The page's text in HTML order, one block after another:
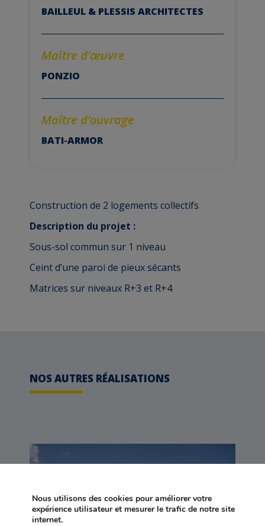
BAILLEUL & PLESSIS ARCHITECTES
Maître d’œuvre
PONZIO
Maître d’ouvrage
BATI-ARMOR
Construction de 2 logements collectifs
Description du projet :
Sous-sol commun sur 1 niveau
Ceint d’une paroi de pieux sécants
Matrices sur niveaux R+3 et R+4
NOS AUTRES RÉALISATIONS
AN AVEL – TRÉGASTEL
Nous utilisons des cookies pour améliorer votre
expérience utilisateur et mesurer le trafic de notre site
internet.